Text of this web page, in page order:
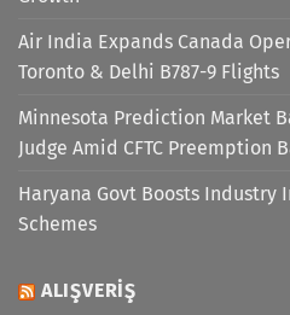
Air India Expands Canada
Toronto & Delhi B787-9 Flights
Minnesota Prediction Market
Judge Amid CFTC Preemption
Haryana Govt Boosts Industry
Schemes
ALIŞVERIŞ